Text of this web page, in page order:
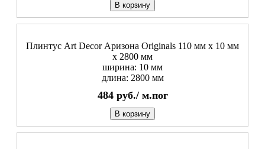
В корзину
Плинтус Art Decor Аризона Originals 110 мм х 10 мм
х 2800 мм
ширина: 10 мм
длина: 2800 мм
484 руб./ м.пог
В корзину